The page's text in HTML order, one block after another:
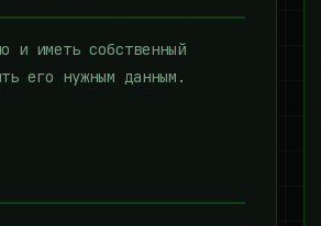
и иметь собственный
его нужным данным.